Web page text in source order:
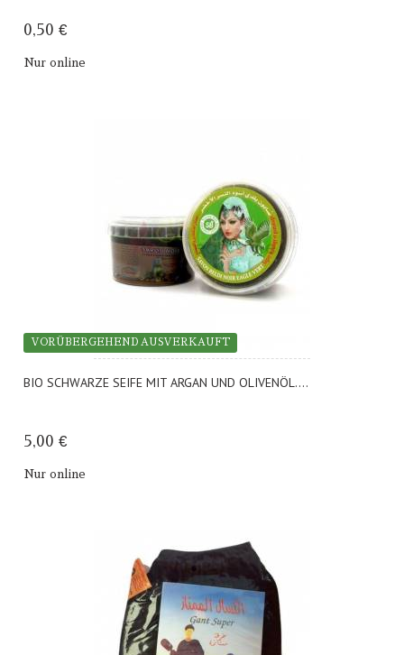
0,50 €
Nur online
BIO SCHWARZE SEIFE MIT ARGAN UND OLIVENÖL....
5,00 €
Nur online
VORÜBERGEHEND AUSVERKAUFT